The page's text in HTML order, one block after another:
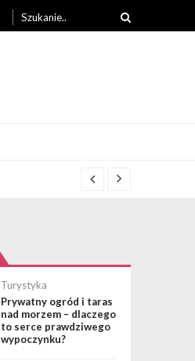
for:
Turystyka
Prywatny ogród i taras
nad morzem – dlaczego
to serce prawdziwego
wypoczynku?